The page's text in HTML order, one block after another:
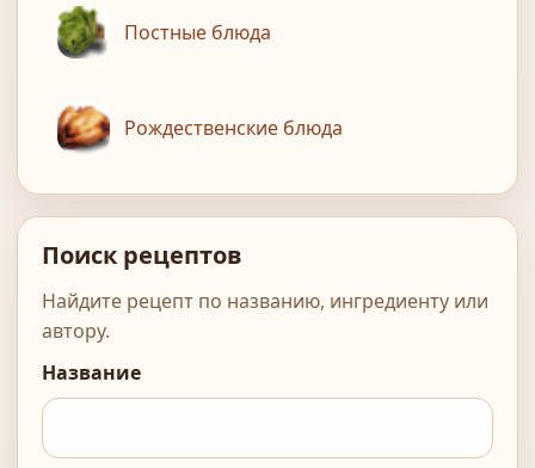
Постные блюда
Рождественские блюда
Поиск рецептов
Найдите рецепт по названию, ингредиенту или
автору.
Название